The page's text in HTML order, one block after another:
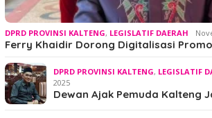
DPRD PROVINSI KALTENG, LEGISLATIF DAERAH
Ferry Khaidir Dorong Digitalisasi
DPRD PROVINSI KALTENG, LEGISLATIF
2025
Dewan Ajak Pemuda Kalteng